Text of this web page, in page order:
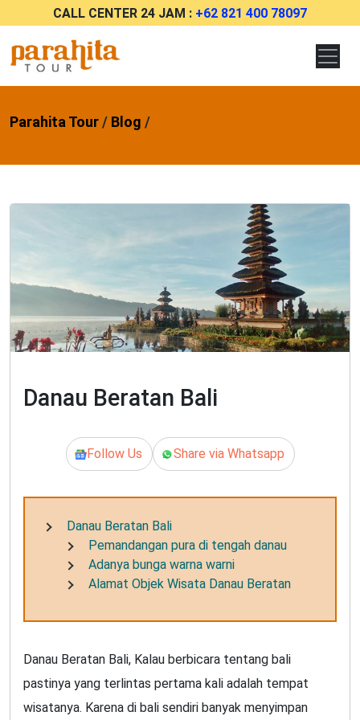
CALL CENTER 24 JAM : +62 821 400 78097
Parahita Tour/ Blog /
Danau Beratan Bali
Follow Us Share via Whatsapp
Danau Beratan Bali
Pemandangan pura di tengah danau
Adanya bunga warna warni
Alamat Objek Wisata Danau Beratan
Danau Beratan Bali, Kalau berbicara tentang bali
pastinya yang terlintas pertama kali adalah tempat
wisatanya. Karena di bali sendiri banyak menyimpan